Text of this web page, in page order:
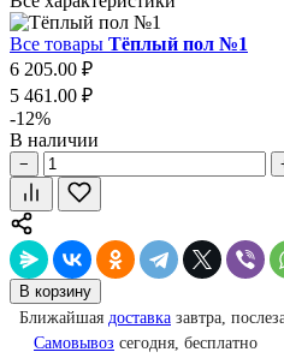
Все товары Тёплый пол №1
6 205.00 ₽
5 461.00 ₽
-12%
В наличии
−
В корзину
Ближайшая доставка завтра,
Самовывоз сегодня, бесплатно